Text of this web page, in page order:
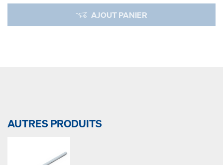
AJOUT PANIER
AUTRES PRODUITS